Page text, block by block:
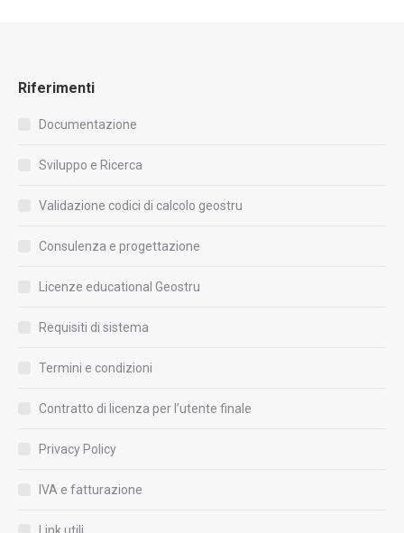
Riferimenti
Documentazione
Sviluppo e Ricerca
Validazione codici di calcolo geostru
Consulenza e progettazione
Licenze educational Geostru
Requisiti di sistema
Termini e condizioni
Contratto di licenza per l’utente finale
Privacy Policy
IVA e fatturazione
Link utili